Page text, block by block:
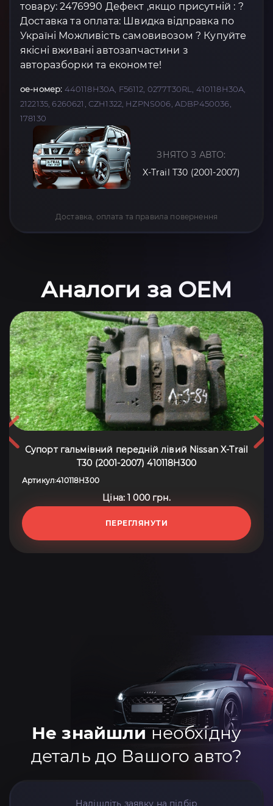
товару: 2476990 Дефект ,якщо присутній : ?
Доставка та оплата: Швидка відправка по
Україні Можливість самовивозом ? Купуйте
якісні вживані автозапчастини з
авторазборки та економте!
oe-номер: 440118H30A, F56112, 0277T30RL, 410118H30A,
2122135, 6260621, CZH1322, HZPNS006, ADBP450036,
178130
ЗНЯТО З АВТО:
X-Trail T30 (2001-2007)
Доставка, оплата та правила повернення
Аналоги за OEM
Супорт гальмівний передній лівий Nissan X-Trail
T30 (2001-2007) 410118H300
Артикул:410118H300
Ціна: 1 000 грн.
ПЕРЕГЛЯНУТИ
Не знайшлинеобхідну
деталь до Вашого авто?
Надішліть заявку на підбір